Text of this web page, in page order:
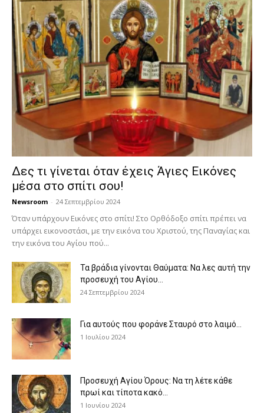
Δες τι γίνεται όταν έχεις Άγιες Εικόνες
μέσα στο σπίτι σου!
Newsroom - 24 Σεπτεμβρίου 2024
Όταν υπάρχουν Εικόνες στο σπίτι! Στο Ορθόδοξο σπίτι πρέπει να
υπάρχει εικονοστάσι, με την εικόνα του Χριστού, της Παν­αγίας και
την εικόνα του Αγίου πού...
Τα βράδια γίνονται Θαύματα: Να λες αυτή την
προσευχή του Αγίου...
24 Σεπτεμβρίου 2024
Για αυτούς που φοράνε Σταυρό στο λαιμό…
1 Ιουλίου 2024
Προσευχή Αγίου Όρους: Να τη λέτε κάθε
πρωί και τίποτα κακό...
1 Ιουνίου 2024